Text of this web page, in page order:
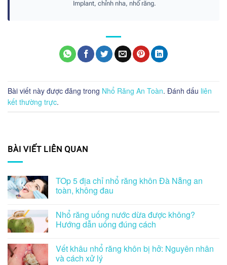
Implant, chỉnh nha, nhổ răng.
Bài viết này được đăng trong Nhổ Răng An Toàn. Đánh dấu liên
kết thường trực.
BÀI VIẾT LIÊN QUAN
TOp 5 địa chỉ nhổ răng khôn Đà Nẵng an
toàn, không đau
Nhổ răng uống nước dừa được không?
Hướng dẫn uống đúng cách
Vết khâu nhổ răng khôn bị hở: Nguyên nhân
và cách xử lý